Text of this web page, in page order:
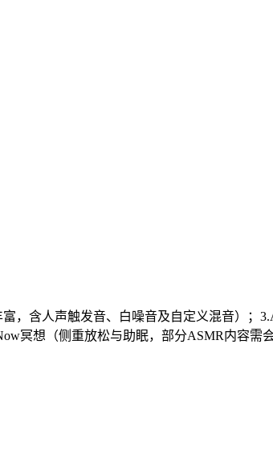
，含人声触发音、白噪音及自定义混音）；
冥想（侧重放松与助眠，部分ASMR内容需